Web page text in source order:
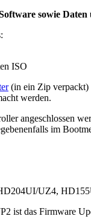
sowie Daten
ISO
(in ein Zip verpackt)
werden.
angeschlossen
im
UZ4,
ist das Firmware